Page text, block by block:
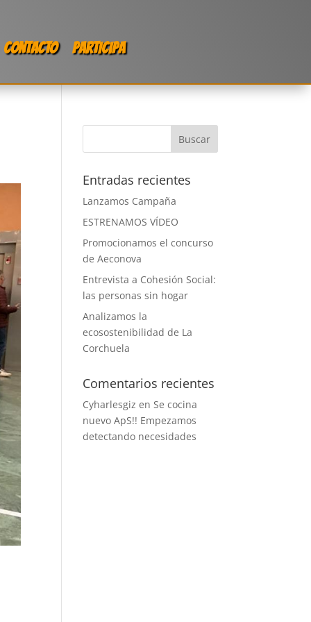
CONTACTO PARTICIPA
Entradas recientes
Lanzamos Campaña
ESTRENAMOS VÍDEO
Promocionamos el concurso
de Aeconova
Entrevista a Cohesión Social:
las personas sin hogar
Analizamos la
ecosostenibilidad de La
Corchuela
Comentarios recientes
Cyharlesgiz enSe cocina
nuevo ApS!! Empezamos
detectando necesidades